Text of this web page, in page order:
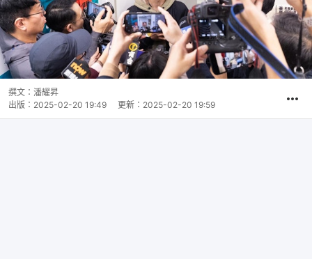
撰文： 潘耀昇
出版： 2025-02-20 19:49 更新： 2025-02-20 19:59